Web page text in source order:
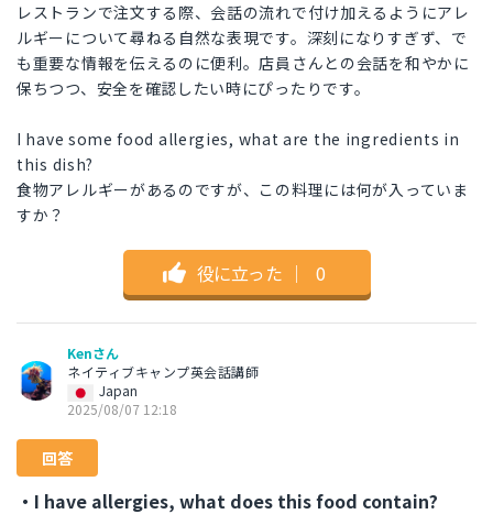
レストランで注文する際、会話の流れで付け加えるようにアレ
ルギーについて尋ねる自然な表現です。深刻になりすぎず、で
も重要な情報を伝えるのに便利。店員さんとの会話を和やかに
保ちつつ、安全を確認したい時にぴったりです。
I have some food allergies, what are the ingredients in
this dish?
食物アレルギーがあるのですが、この料理には何が入っていま
すか？
役に立った ｜ 0
Kenさん
ネイティブキャンプ英会話講師
Japan
2025/08/07 12:18
回答
・I have allergies, what does this food contain?